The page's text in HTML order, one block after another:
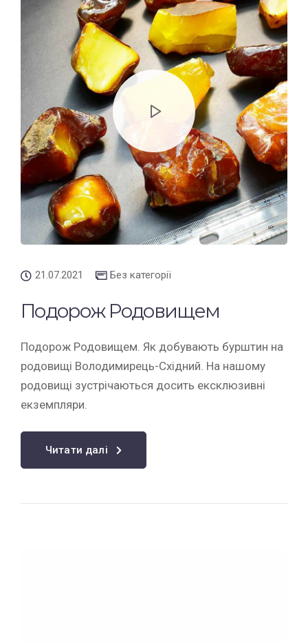
21.07.2021 Без категорії
Подорож Родовищем
Подорож Родовищем. Як добувають бурштин на
родовищі Володимирець-Східний. На нашому
родовищі зустрічаються досить ексклюзивні
екземпляри.
Читати далі